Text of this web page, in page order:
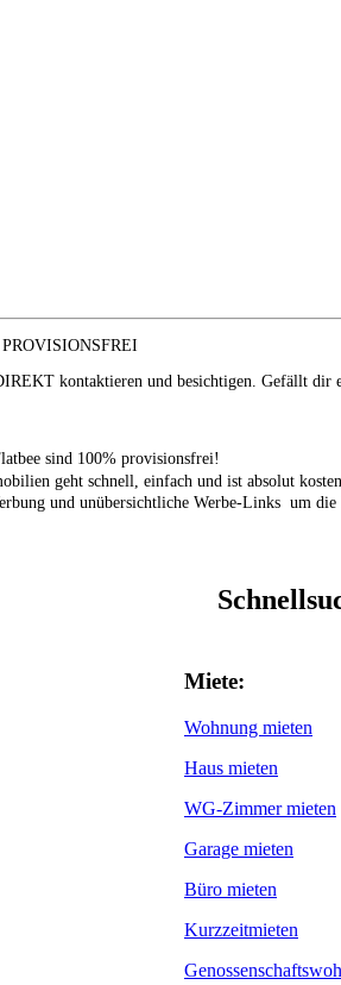
kontaktieren und besichtigen. Gefällt
sind 100% provisionsfrei!
geht schnell, einfach und ist absolut
und unübersichtliche Werbe-Links um
Miete:
Wohnung mieten
Haus mieten
WG-Zimmer mieten
Garage mieten
Büro mieten
Kurzzeitmieten